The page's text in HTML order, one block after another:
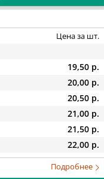
Цена за шт.
19,50 р.
20,00 р.
20,50 р.
21,00 р.
21,50 р.
22,00 р.
Подробнее